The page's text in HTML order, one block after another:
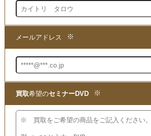
買取 の専門店までお問い合わせいただき
現在の商品の価値をお確かめください。
●買取方法は簡単3ステップ！
1.問い合わせて
2.申し込みをして
3.発送するだけ!!
宅配買取の段ボール箱もプレゼント!